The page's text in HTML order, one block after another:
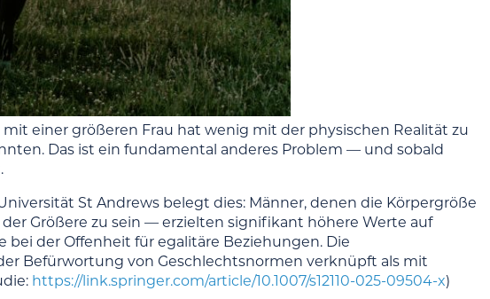
einer größeren Frau hat wenig mit der physischen Realität zu
Das ist ein fundamental anderes Problem — und sobald
St Andrews belegt dies: Männer, denen die Körpergröße
Größere zu sein — erzielten signifikant höhere Werte auf
der Offenheit für egalitäre Beziehungen. Die
Befürwortung von Geschlechtsnormen verknüpft als mit
https://link.springer.com/article/10.1007/s12110-025-09504-x)